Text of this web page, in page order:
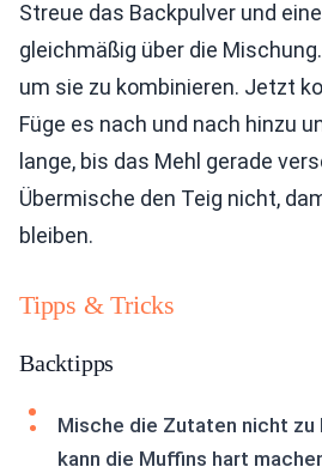
Streue das Backpulver und
gleichmäßig über die
um sie zu kombinieren. Jetzt
Füge es nach und nach hinzu
lange, bis das Mehl gerade
Übermische den Teig nicht,
bleiben.
Tipps & Tricks
Backtipps
Mische die Zutaten nicht zu
kann die Muffins hart